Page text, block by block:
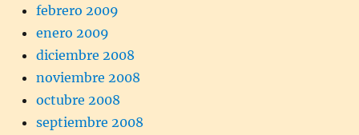
febrero 2009
enero 2009
diciembre 2008
noviembre 2008
octubre 2008
septiembre 2008